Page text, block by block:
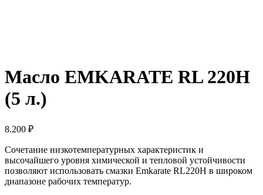
Масло EMKARATE RL 220H
(5 л.)
8.200 ₽
Сочетание низкотемпературных характеристик и
высочайшего уровня химической и тепловой устойчивости
позволяют использовать смазки Emkarate RL220H в широком
диапазоне рабочих температур.